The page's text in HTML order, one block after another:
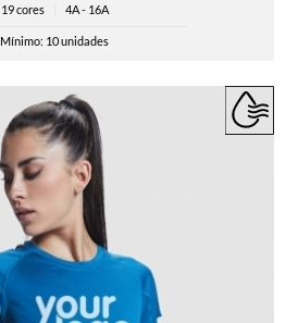
19 cores 4A - 16A
Mínimo: 10 unidades